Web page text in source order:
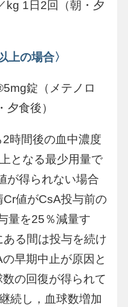
kg 1日2回（朝・夕
上の場合〉
錠（メテノロ
食後）
時間後の血中濃度
となる最少用量で
が得られない場合
値がCsA投与前の
量を25％減量す
る間は投与を続け
早期中止が原因と
の回復が得られて
続し，血球数増加